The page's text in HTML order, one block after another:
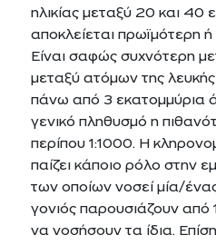
ηλικίας μεταξύ 20 και 40
αποκλείεται πρωϊμότερη
Είναι σαφώς συχνότερη
μεταξύ ατόμων της λευκής
πάνω από 3 εκατομμύρια
γενικό πληθυσμό η
περίπου 1:1000. Η
παίζει κάποιο ρόλο στην
των οποίων νοσεί μία/
γονιός παρουσιάζουν
να νοσήσουν τα ίδια.